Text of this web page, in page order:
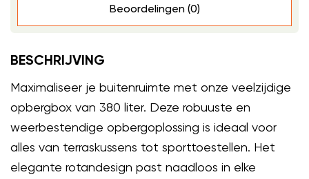
Beoordelingen (0)
BESCHRIJVING
Maximaliseer je buitenruimte met onze veelzijdige
opbergbox van 380 liter. Deze robuuste en
weerbestendige opbergoplossing is ideaal voor
alles van terraskussens tot sporttoestellen. Het
elegante rotandesign past naadloos in elke